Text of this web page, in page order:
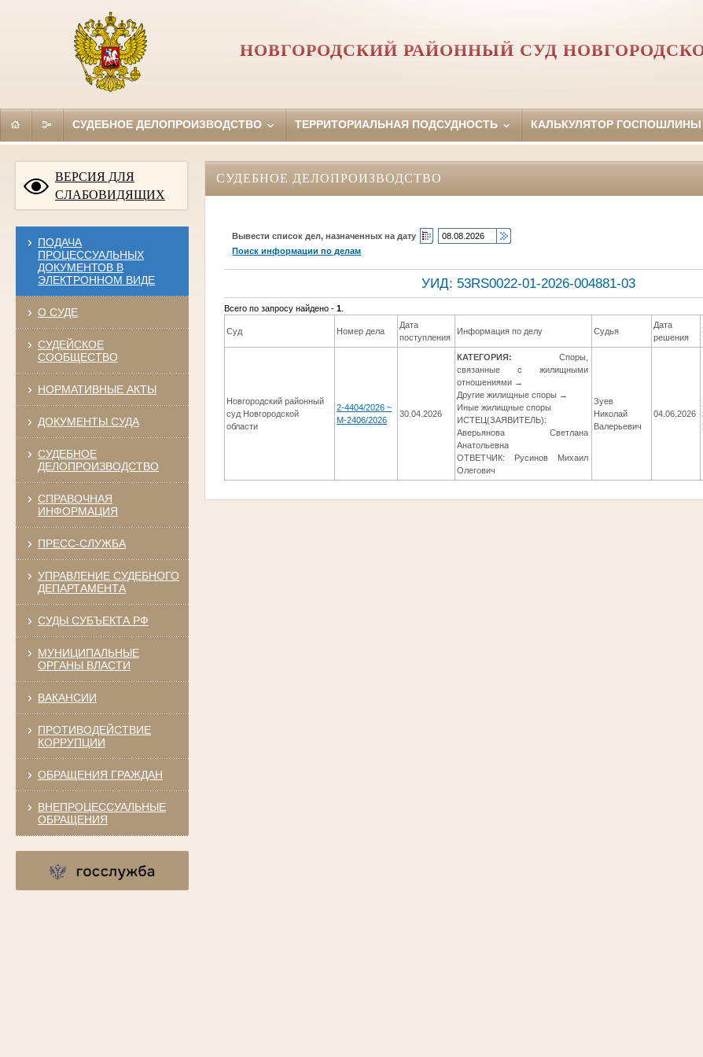
НОВГОРОДСКИЙ РАЙОННЫЙ СУД
СУДЕБНОЕ ДЕЛОПРОИЗВОДСТВО ТЕРРИТОРИАЛЬНАЯ ПОДСУДНОСТЬ КАЛЬКУЛЯТОР ГОСПОШЛИНЫ
ВЕРСИЯ ДЛЯ
СЛАБОВИДЯЩИХ
ПОДАЧА
ПРОЦЕССУАЛЬНЫХ
ДОКУМЕНТОВ В
ЭЛЕКТРОННОМ ВИДЕ
О СУДЕ
СУДЕЙСКОЕ
СООБЩЕСТВО
НОРМАТИВНЫЕ АКТЫ
ДОКУМЕНТЫ СУДА
СУДЕБНОЕ
ДЕЛОПРОИЗВОДСТВО
СПРАВОЧНАЯ
ИНФОРМАЦИЯ
ПРЕСС-СЛУЖБА
УПРАВЛЕНИЕ СУДЕБНОГО
ДЕПАРТАМЕНТА
СУДЫ СУБЪЕКТА РФ
МУНИЦИПАЛЬНЫЕ
ОРГАНЫ ВЛАСТИ
ВАКАНСИИ
ПРОТИВОДЕЙСТВИЕ
КОРРУПЦИИ
ОБРАЩЕНИЯ ГРАЖДАН
ВНЕПРОЦЕССУАЛЬНЫЕ
ОБРАЩЕНИЯ
СУДЕБНОЕ ДЕЛОПРОИЗВОДСТВО
Вывести список дел, назначенных на дату
Поиск информации по делам
УИД: 53RS0022-01-2026-004881-03
Всего по запросу найдено -1
Суд Номер дела
Дата
поступления
Информация по делу Судья
Дата
решения
Новгородский районный
суд Новгородской
области
2-4404/2026 ~
М-2406/2026
30.04.2026
КАТЕГОРИЯ: Споры,
связанные с жилищными
отношениями →
Другие жилищные споры →
Иные жилищные споры
ИСТЕЦ(ЗАЯВИТЕЛЬ):
Аверьянова Светлана
Анатольевна
ОТВЕТЧИК: Русинов Михаил
Олегович
Зуев
Николай
Валерьевич
04.06.2026